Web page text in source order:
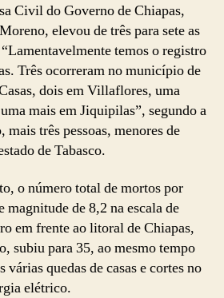
Civil do Governo de Chiapas,
elevou de três para sete as
temos o registro
Três ocorreram no município de
dois em Villaflores, uma
mais em Jiquipilas”, segundo a
três pessoas, menores de
de Tabasco.
o número total de mortos por
magnitude de 8,2 na escala de
em frente ao litoral de Chiapas,
subiu para 35, ao mesmo tempo
várias quedas de casas e cortes no
elétrico.